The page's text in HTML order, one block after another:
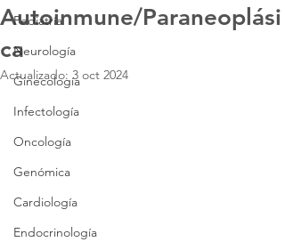
Pediatría
Neurología
Ginecología
Infectología
Oncología
Genómica
Cardiología
Endocrinología
Autoinmune/Paraneoplási
ca
Actualizado: 3 oct 2024